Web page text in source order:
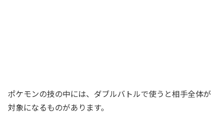
ポケモンの技の中には、ダブルバトルで使うと相手全体が
対象になるものがあります。